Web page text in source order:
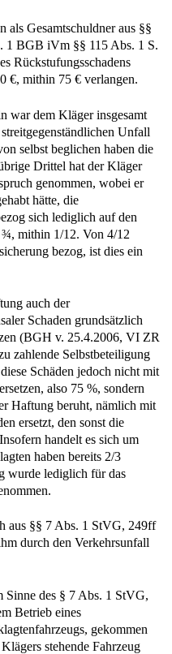
Gesamtschuldner aus §§
1 BGB iVm §§ 115 Abs. 1 S.
Rückstufungsschadens
€, mithin 75 € verlangen.
war dem Kläger insgesamt
Unfall
selbst beglichen haben die
Drittel hat der Kläger
genommen, wobei er
hätte, die
sich lediglich auf den
mithin 1/12. Von 4/12
bezog, ist dies ein
auch der
Schaden grundsätzlich
(BGH v. 25.4.2006, VI ZR
zahlende Selbstbeteiligung
Schäden jedoch nicht mit
also 75 %, sondern
Haftung beruht, nämlich mit
ersetzt, den sonst die
handelt es sich um
haben bereits 2/3
wurde lediglich für das
aus §§ 7 Abs. 1 StVG, 249ff
durch den Verkehrsunfall
Sinne des § 7 Abs. 1 StVG,
Betrieb eines
gekommen
stehende Fahrzeug